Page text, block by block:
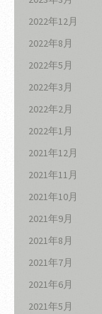
2022年12月
2022年8月
2022年5月
2022年3月
2022年2月
2022年1月
2021年12月
2021年11月
2021年10月
2021年9月
2021年8月
2021年7月
2021年6月
2021年5月